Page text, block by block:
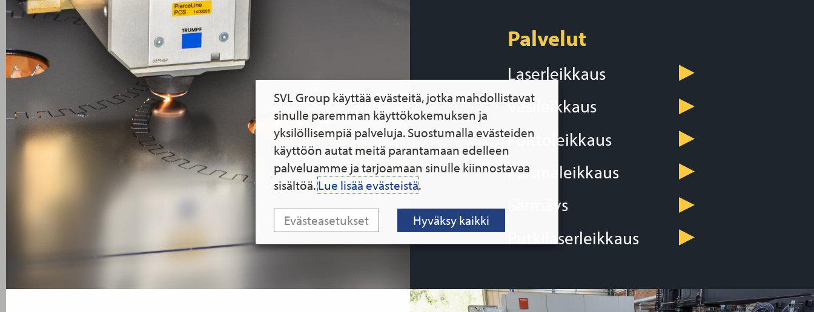
Palvelut
Laserleikkaus
Vesileikkaus
Polttoleikkaus
Plasmaleikkaus
Särmäys
Putkilaserleikkaus
SVL Group käyttää evästeitä, jotka mahdollistavat
sinulle paremman käyttökokemuksen ja
yksilöllisempiä palveluja. Suostumalla evästeiden
käyttöön autat meitä parantamaan edelleen
palveluamme ja tarjoamaan sinulle kiinnostavaa
sisältöä.Lue lisää evästeistä.
Evästeasetukset Hyväksy kaikki